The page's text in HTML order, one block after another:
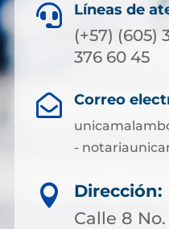
 Líneas de
(+57) (605)
376 60 45
 Correo
-

Dirección:
Calle 8 No.